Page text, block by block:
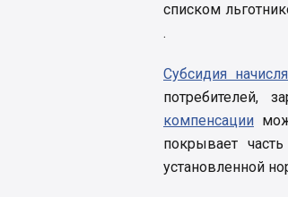
списком
.
Субсидия
потребителей,
компенсации
покрывает
установленной